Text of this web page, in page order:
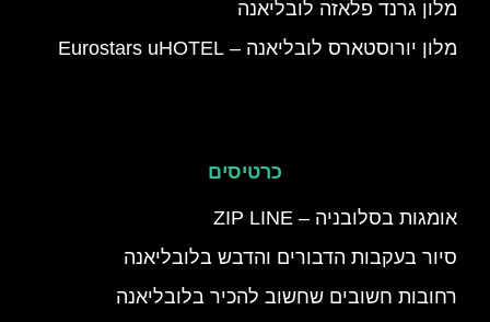
מלון גרנד פלאזה לובליאנה
מלון יורוסטארס לובליאנה – Eurostars uHOTEL
כרטיסים
אומגות בסלובניה – ZIP LINE
סיור בעקבות הדבורים והדבש בלובליאנה
רחובות חשובים שחשוב להכיר בלובליאנה